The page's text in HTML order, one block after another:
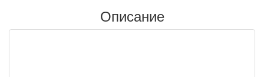
Описание